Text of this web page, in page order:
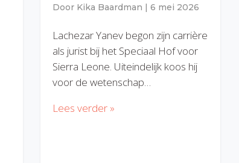
Door Kika Baardman | 6 mei 2026
Lachezar Yanev begon zijn carrière
als jurist bij het Speciaal Hof voor
Sierra Leone. Uiteindelijk koos hij
voor de wetenschap…
Lees verder »